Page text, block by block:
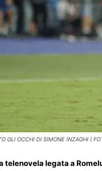
GLI OCCHI DI SIMONE INZAGHI (
telenovela legata a